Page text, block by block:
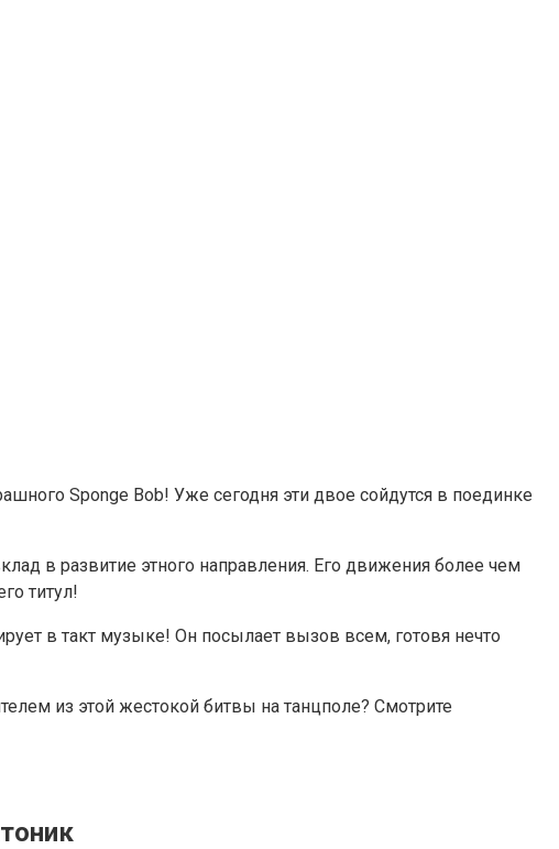
Sponge Bob! Уже сегодня эти двое сойдутся в поединке
в развитие этного направления. Его движения более чем
титул!
в такт музыке! Он посылает вызов всем, готовя нечто
из этой жестокой битвы на танцполе? Смотрите